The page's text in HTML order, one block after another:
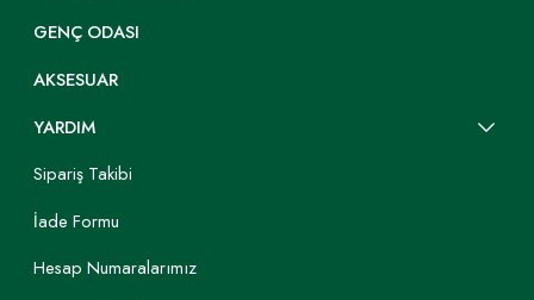
GENÇ ODASI
AKSESUAR
YARDIM
Sipariş Takibi
İade Formu
Hesap Numaralarımız